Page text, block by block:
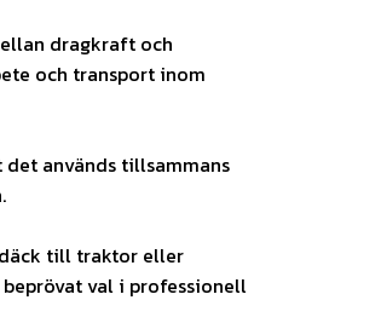
dragkraft och
och transport inom
det används tillsammans
till traktor eller
val i professionell